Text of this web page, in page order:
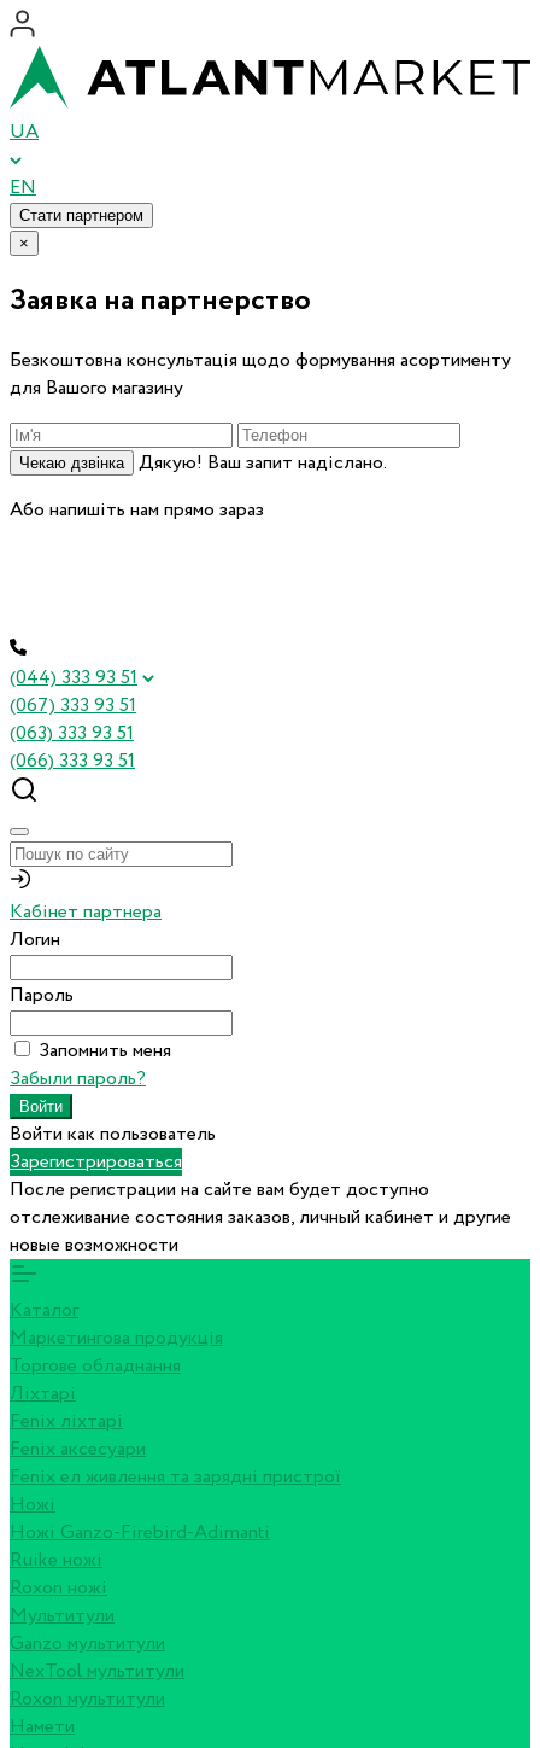
UA
EN
Стати партнером
×
Заявка на партнерство
Безкоштовна консультація щодо формування асортименту
для Вашого магазину
Чекаю дзвінка
Дякую! Ваш запит надіслано.
Або напишіть нам прямо зараз
(044) 333 93 51
(067) 333 93 51
(063) 333 93 51
(066) 333 93 51
Кабінет партнера
Логин
Пароль
Запомнить меня
Забыли пароль?
Войти как пользователь
Зарегистрироваться
После регистрации на сайте вам будет доступно
отслеживание состояния заказов, личный кабинет и другие
новые возможности
Каталог
Маркетингова продукція
Торгове обладнання
Ліхтарі
Fenix ліхтарі
Fenix аксесуари
Fenix ел живлення та зарядні пристрої
Ножі
Ножі Ganzo-Firebird-Adimanti
Ruike ножі
Roxon ножi
Мультитули
Ganzo мультитули
NexTool мультитули
Roxon мультитули
Намети